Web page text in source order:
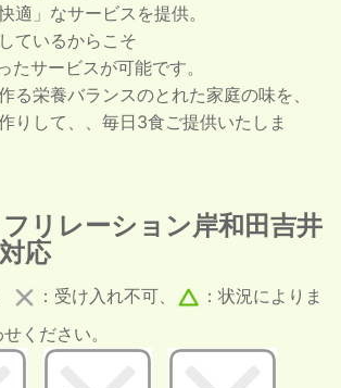
適」なサービスを提供。
ているからこそ
たサービスが可能です。
る栄養バランスのとれた家庭の味を、
りして、、毎日3食ご提供いたしま
リレーション岸和田吉井
応
：受け入れ不可、
：状況によりま
ください。